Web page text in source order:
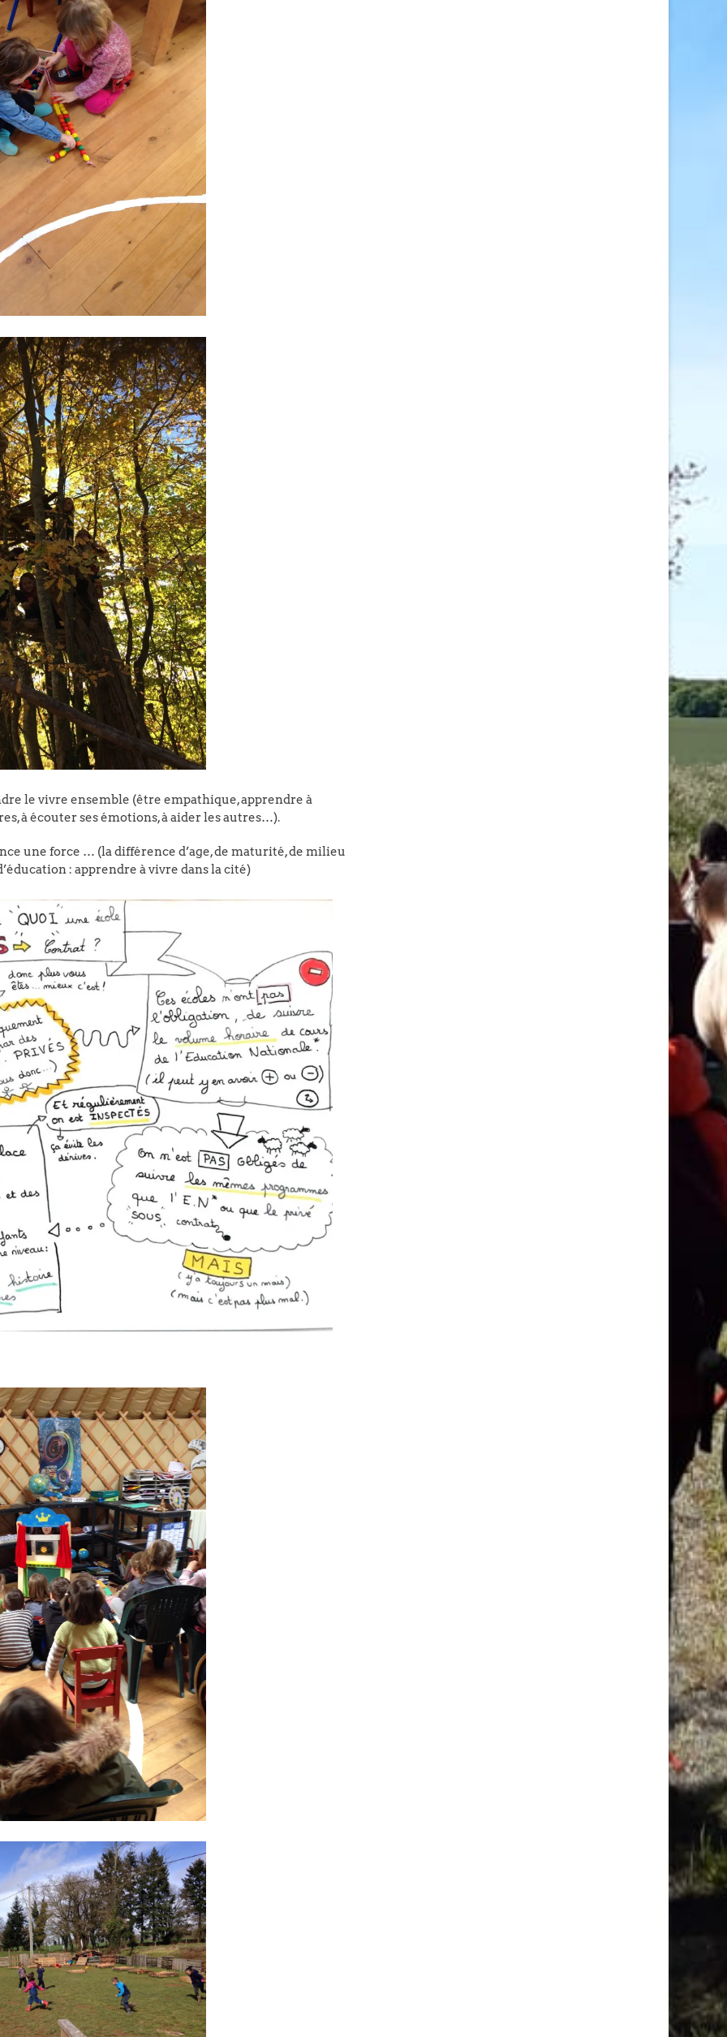
le vivre ensemble (être empathique, apprendre à
à écouter ses émotions, à aider les autres…).
une force … (la différence d’age, de maturité, de milieu
: apprendre à vivre dans la cité)